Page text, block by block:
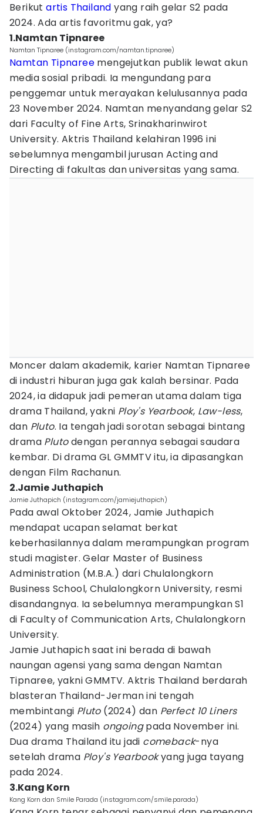
Berikutartis Thailand yang raih gelar S2 pada
2024. Ada artis favoritmu gak, ya?
1.Namtan Tipnaree
Namtan Tipnaree (instagram.com/namtan.tipnaree)
Namtan Tipnaree mengejutkan publik lewat akun
media sosial pribadi. Ia mengundang para
penggemar untuk merayakan kelulusannya pada
23 November 2024. Namtan menyandang gelar S2
dari Faculty of Fine Arts, Srinakharinwirot
University. Aktris Thailand kelahiran 1996 ini
sebelumnya mengambil jurusan Acting and
Directing di fakultas dan universitas yang sama.
Moncer dalam akademik, karier Namtan Tipnaree
di industri hiburan juga gak kalah bersinar. Pada
2024, ia didapuk jadi pemeran utama dalam tiga
drama Thailand, yakni Ploy's Yearbook, Law-less,
dan Pluto. Ia tengah jadi sorotan sebagai bintang
drama Plutodengan perannya sebagai saudara
kembar. Di drama GL GMMTV itu, ia dipasangkan
dengan Film Rachanun.
2.Jamie Juthapich
Jamie Juthapich (instagram.com/jamiejuthapich)
Pada awal Oktober 2024, Jamie Juthapich
mendapat ucapan selamat berkat
keberhasilannya dalam merampungkan program
studi magister. Gelar Master of Business
Administration (M.B.A.) dari Chulalongkorn
Business School, Chulalongkorn University, resmi
disandangnya. Ia sebelumnya merampungkan S1
di Faculty of Communication Arts, Chulalongkorn
University.
Jamie Juthapich saat ini berada di bawah
naungan agensi yang sama dengan Namtan
Tipnaree, yakni GMMTV. Aktris Thailand berdarah
blasteran Thailand-Jerman ini tengah
membintangi Pluto(2024) dan Perfect 10 Liners
(2024) yang masih ongoingpada November ini.
Dua drama Thailand itu jadi comeback-nya
setelah drama Ploy's Yearbookyang juga tayang
pada 2024.
3.Kang Korn
Kang Korn dan Smile Parada (instagram.com/smile.parada)